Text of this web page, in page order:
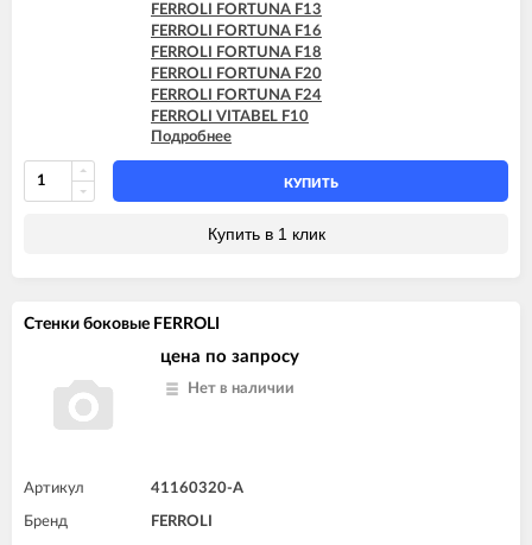
FERROLI FORTUNA F13
FERROLI FORTUNA F16
FERROLI FORTUNA F18
FERROLI FORTUNA F20
FERROLI FORTUNA F24
FERROLI VITABEL F10
FERROLI VITABEL F13
FERROLI VITABEL F16
FERROLI VITABEL F18
FERROLI VITABEL F20
Подробнее
КУПИТЬ
Купить в 1 клик
Стенки боковые FERROLI
цена по запросу
Нет в наличии
Артикул 41160320-A
Бренд FERROLI